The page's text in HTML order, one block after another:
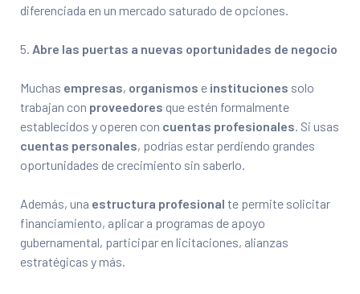
diferenciada en un mercado saturado de opciones.
Abre las puertas a nuevas oportunidades de negocio
Muchas empresas, organismos e instituciones solo
trabajan con proveedores que estén formalmente
establecidos y operen con cuentas profesionales. Si usas
cuentas personales, podrías estar perdiendo grandes
oportunidades de crecimiento sin saberlo.
Además, una estructura profesional te permite solicitar
financiamiento, aplicar a programas de apoyo
gubernamental, participar en licitaciones, alianzas
estratégicas y más.